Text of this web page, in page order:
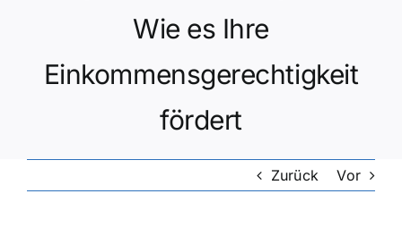
Wie es Ihre
Einkommensgerechtigkeit
fördert
Zurück Vor